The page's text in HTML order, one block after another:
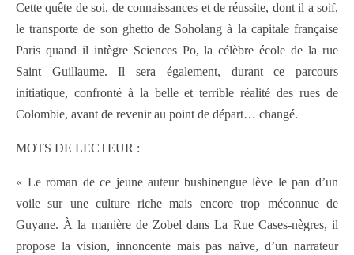
Cette quête de soi, de connaissances et de réussite, dont il a soif,
le transporte de son ghetto de Soholang à la capitale française
Paris quand il intègre Sciences Po, la célèbre école de la rue
Saint Guillaume. Il sera également, durant ce parcours
initiatique, confronté à la belle et terrible réalité des rues de
Colombie, avant de revenir au point de départ… changé.
MOTS DE LECTEUR :
« Le roman de ce jeune auteur bushinengue lève le pan d’un
voile sur une culture riche mais encore trop méconnue de
Guyane. À la manière de Zobel dans La Rue Cases-nègres, il
propose la vision, innoncente mais pas naïve, d’un narrateur